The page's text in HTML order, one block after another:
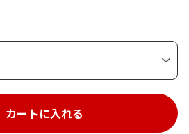
カートに入れる